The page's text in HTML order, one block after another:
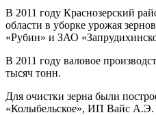
В 2011 году Краснозерский
области в уборке урожая
«Рубин» и ЗАО
В 2011 году валовое
тысяч тонн.
Для очистки зерна были
«Колыбельское», ИП Вайс А.Э.